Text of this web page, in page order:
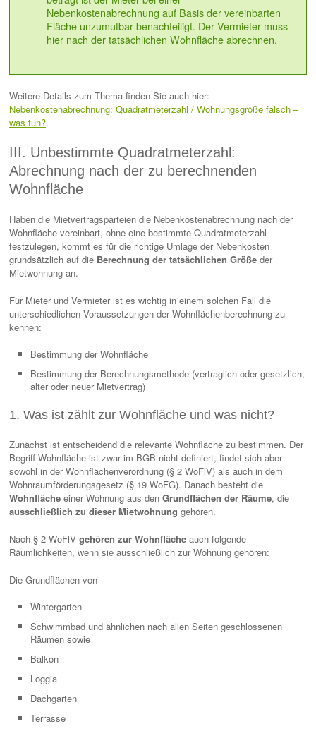
Nebenkostenabrechnung auf Basis der vereinbarten
Fläche unzumutbar benachteiligt. Der Vermieter muss
hier nach der tatsächlichen Wohnfläche abrechnen.
Weitere Details zum Thema finden Sie auch hier:
Nebenkostenabrechnung: Quadratmeterzahl / Wohnungsgröße falsch –
was tun?.
III. Unbestimmte Quadratmeterzahl:
Abrechnung nach der zu berechnenden
Wohnfläche
Haben die Mietvertragsparteien die Nebenkostenabrechnung nach der
Wohnfläche vereinbart, ohne eine bestimmte Quadratmeterzahl
festzulegen, kommt es für die richtige Umlage der Nebenkosten
grundsätzlich auf die Berechnung der tatsächlichen Größe der
Mietwohnung an.
Für Mieter und Vermieter ist es wichtig in einem solchen Fall die
unterschiedlichen Voraussetzungen der Wohnflächenberechnung zu
kennen:
Bestimmung der Wohnfläche
Bestimmung der Berechnungsmethode (vertraglich oder gesetzlich,
alter oder neuer Mietvertrag)
1. Was ist zählt zur Wohnfläche und was nicht?
Zunächst ist entscheidend die relevante Wohnfläche zu bestimmen. Der
Begriff Wohnfläche ist zwar im BGB nicht definiert, findet sich aber
sowohl in der Wohnflächenverordnung (§ 2 WoFlV) als auch in dem
Wohnraumförderungsgesetz (§ 19 WoFG). Danach besteht die
Wohnfläche einer Wohnung aus den Grundflächen der Räume, die
ausschließlich zu dieser Mietwohnung gehören.
Nach § 2 WoFlV gehören zur Wohnfläche auch folgende
Räumlichkeiten, wenn sie ausschließlich zur Wohnung gehören:
Die Grundflächen von
Wintergarten
Schwimmbad und ähnlichen nach allen Seiten geschlossenen
Räumen sowie
Balkon
Loggia
Dachgarten
Terrasse